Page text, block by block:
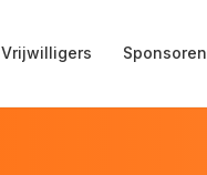
Vrijwilligers Sponsoren